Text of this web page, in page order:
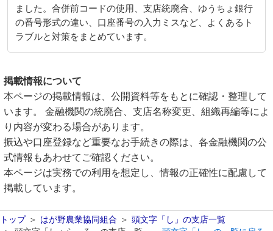
ました。合併前コードの使用、支店統廃合、ゆうちょ銀行
の番号形式の違い、口座番号の入力ミスなど、よくあるト
ラブルと対策をまとめています。
掲載情報について
本ページの掲載情報は、公開資料等をもとに確認・整理して
います。 金融機関の統廃合、支店名称変更、組織再編等によ
り内容が変わる場合があります。
振込や口座登録など重要なお手続きの際は、各金融機関の公
式情報もあわせてご確認ください。
本ページは実務での利用を想定し、情報の正確性に配慮して
掲載しています。
トップ はが野農業協同組合
頭文字「し」の支店一覧